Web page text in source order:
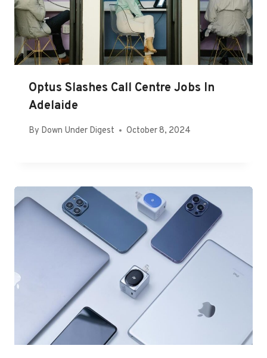
Optus Slashes Call Centre Jobs In
Adelaide
By Down Under Digest October 8, 2024